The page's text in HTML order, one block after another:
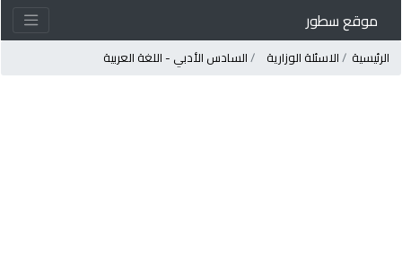
موقع سطور
الرئيسية الاسئلة الوزارية السادس الأدبي - اللغة العربية